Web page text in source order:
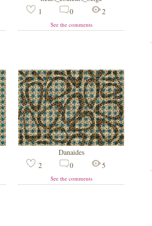
1
0 2
See the comments
Danaides
2
0 5
See the comments